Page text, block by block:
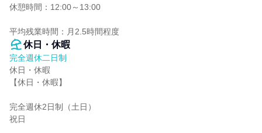
休憩時間：12:00～13:00
平均残業時間：月2.5時間程度
休日・休暇
完全週休二日制
休日・休暇
【休日・休暇】
完全週休2日制（土日）
祝日